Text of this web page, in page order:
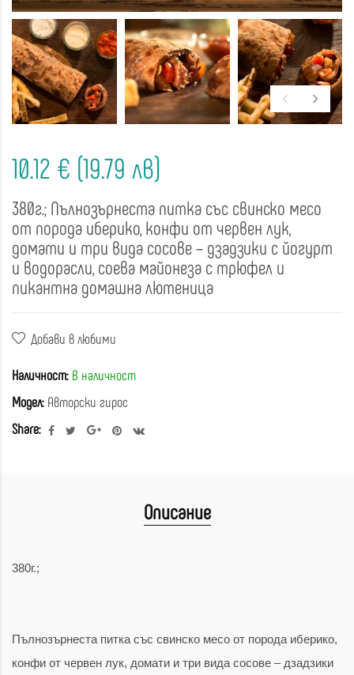
10.12 € (19.79 лв)
380г.; Пълнозърнеста питка със свинско месо
от порода иберико, конфи от червен лук,
домати и три вида сосове – дзадзики с йогурт
и водорасли, соева майонеза с трюфел и
пикантна домашна лютеница
Добави в любими
Наличност: В наличност
Модел: Авторски гирос
Share:
Описание
380г.;
Пълнозърнеста питка със свинско месо от порода иберико,
конфи от червен лук, домати и три вида сосове – дзадзики